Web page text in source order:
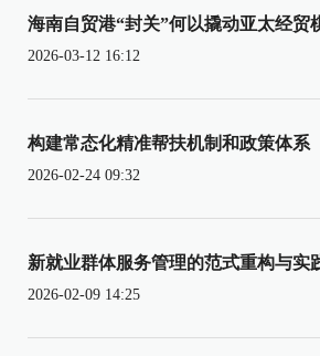
海南自贸港“封关”何以撬动亚太经贸
2026-03-12 16:12
构建常态化精准帮扶机制和政策体系
2026-02-24 09:32
新就业群体服务管理的范式重构与实
2026-02-09 14:25